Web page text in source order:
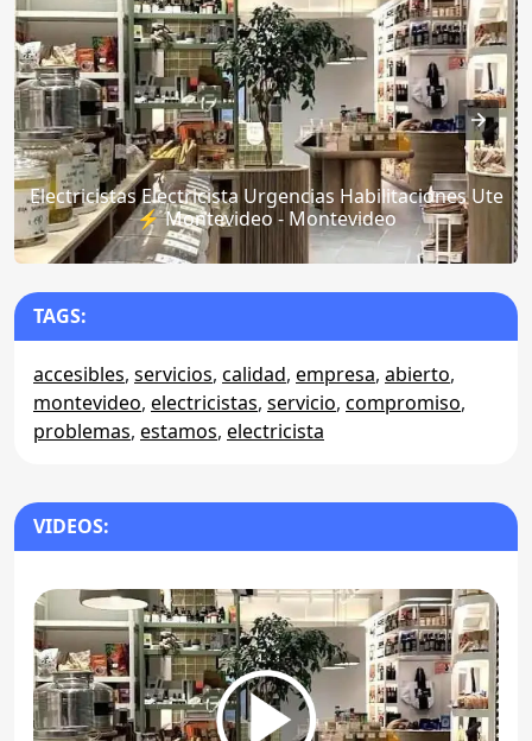
Electricistas Electricista Urgencias Habilitaciones Ute
⚡ Montevideo - Montevideo
TAGS:
accesibles, servicios, calidad, empresa, abierto,
montevideo, electricistas, servicio, compromiso,
problemas, estamos, electricista
VIDEOS: